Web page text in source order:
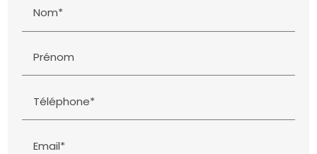
Nom*
Prénom
Téléphone*
Email*